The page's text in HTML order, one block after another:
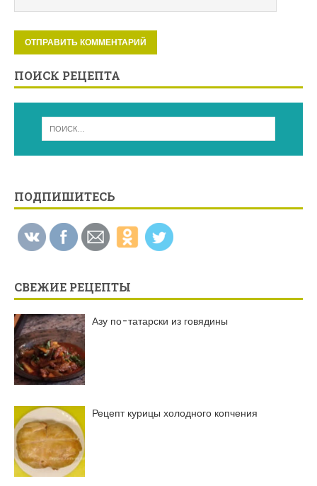
ПОИСК РЕЦЕПТА
ПОДПИШИТЕСЬ
СВЕЖИЕ РЕЦЕПТЫ
Азу по-татарски из говядины
Рецепт курицы холодного копчения